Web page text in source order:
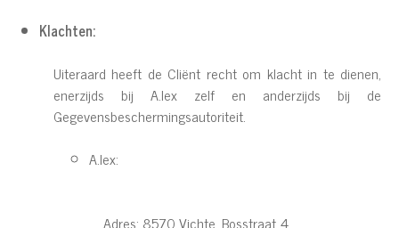
Klachten:
Uiteraard heeft de Cliënt recht om klacht in te dienen,
enerzijds bij A.lex zelf en anderzijds bij de
Gegevensbeschermingsautoriteit.
A.lex:
Adres: 8570 Vichte, Bosstraat 4